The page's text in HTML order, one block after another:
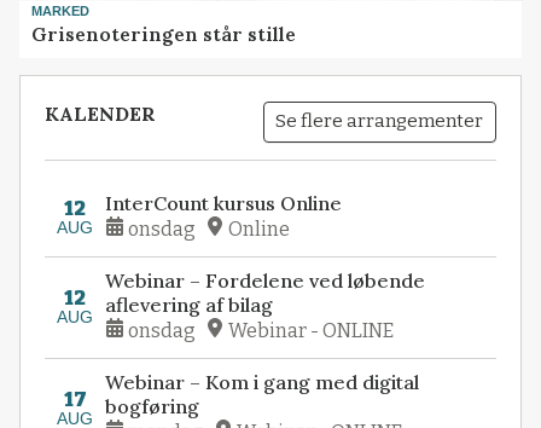
MARKED
Grisenoteringen står stille
KALENDER Se flere arrangementer
12
AUG
InterCount kursus Online
onsdag Online
12
AUG
Webinar – Fordelene ved løbende
aflevering af bilag
onsdag Webinar - ONLINE
17
AUG
Webinar – Kom i gang med digital
bogføring